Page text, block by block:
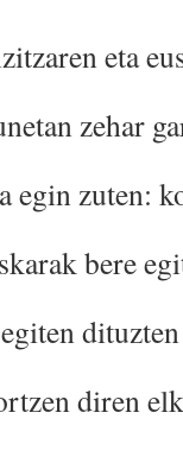
eta
zehar
egin zuten:
bere
diren